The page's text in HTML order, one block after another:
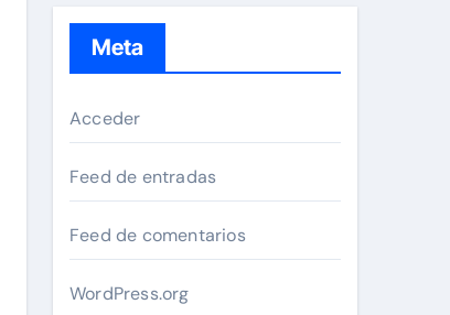
Meta
Acceder
Feed de entradas
Feed de comentarios
WordPress.org